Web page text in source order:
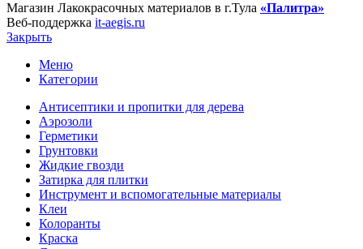
Магазин Лакокрасочных материалов в г.Тула «Палитра»
Веб-поддержка it-aegis.ru
Закрыть
Меню
Категории
Антисептики и пропитки для дерева
Аэрозоли
Герметики
Грунтовки
Жидкие гвозди
Затирка для плитки
Инструмент и вспомогательные материалы
Клеи
Колоранты
Краска